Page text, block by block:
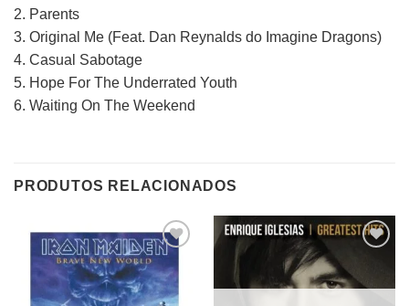
2. Parents
3. Original Me (Feat. Dan Reynalds do Imagine Dragons)
4. Casual Sabotage
5. Hope For The Underrated Youth
6. Waiting On The Weekend
PRODUTOS RELACIONADOS
Adicionar
a lista de
desejos
a lista de
desejos